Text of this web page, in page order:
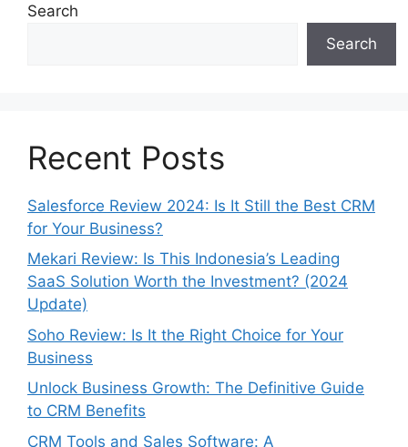
Search
Search
Recent Posts
Salesforce Review 2024: Is It Still the Best CRM
for Your Business?
Mekari Review: Is This Indonesia’s Leading
SaaS Solution Worth the Investment? (2024
Update)
Soho Review: Is It the Right Choice for Your
Business
Unlock Business Growth: The Definitive Guide
to CRM Benefits
CRM Tools and Sales Software: A